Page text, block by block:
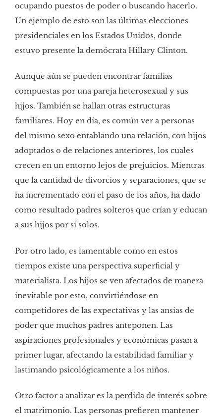
ocupando puestos de poder o buscando hacerlo.
Un ejemplo de esto son las últimas elecciones
presidenciales en los Estados Unidos, donde
estuvo presente la demócrata Hillary Clinton.
Aunque aún se pueden encontrar familias
compuestas por una pareja heterosexual y sus
hijos. También se hallan otras estructuras
familiares. Hoy en día, es común ver a personas
del mismo sexo entablando una relación, con hijos
adoptados o de relaciones anteriores, los cuales
crecen en un entorno lejos de prejuicios. Mientras
que la cantidad de divorcios y separaciones, que se
ha incrementado con el paso de los años, ha dado
como resultado padres solteros que crían y educan
a sus hijos por sí solos.
Por otro lado, es lamentable como en estos
tiempos existe una perspectiva superficial y
materialista. Los hijos se ven afectados de manera
inevitable por esto, convirtiéndose en
competidores de las expectativas y las ansias de
poder que muchos padres anteponen. Las
aspiraciones profesionales y económicas pasan a
primer lugar, afectando la estabilidad familiar y
lastimando psicológicamente a los niños.
Otro factor a analizar es la perdida de interés sobre
el matrimonio. Las personas prefieren mantener